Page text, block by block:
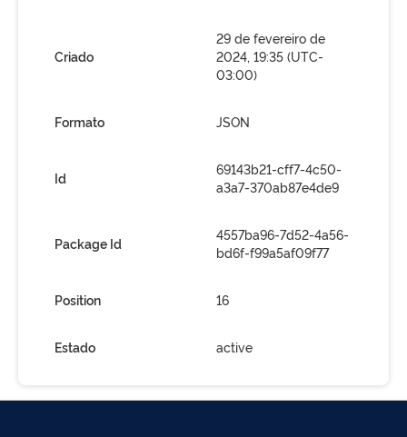
Criado
29 de fevereiro de
2024, 19:35 (UTC-
03:00)
Formato JSON
Id
69143b21-cff7-4c50-
a3a7-370ab87e4de9
Package Id
4557ba96-7d52-4a56-
bd6f-f99a5af09f77
Position 16
Estado active